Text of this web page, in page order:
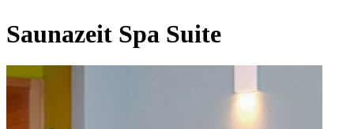
Saunazeit Spa Suite